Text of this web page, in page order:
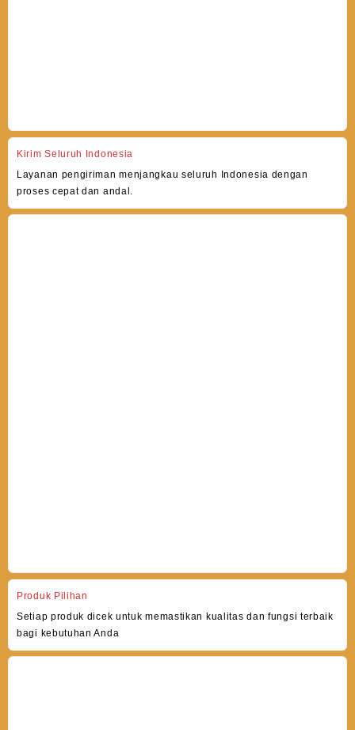
Kirim Seluruh Indonesia
Layanan pengiriman menjangkau seluruh Indonesia dengan
proses cepat dan andal.
Produk Pilihan
Setiap produk dicek untuk memastikan kualitas dan fungsi terbaik
bagi kebutuhan Anda